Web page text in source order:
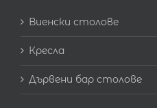
Виенски столове
Кресла
Дървени бар столове